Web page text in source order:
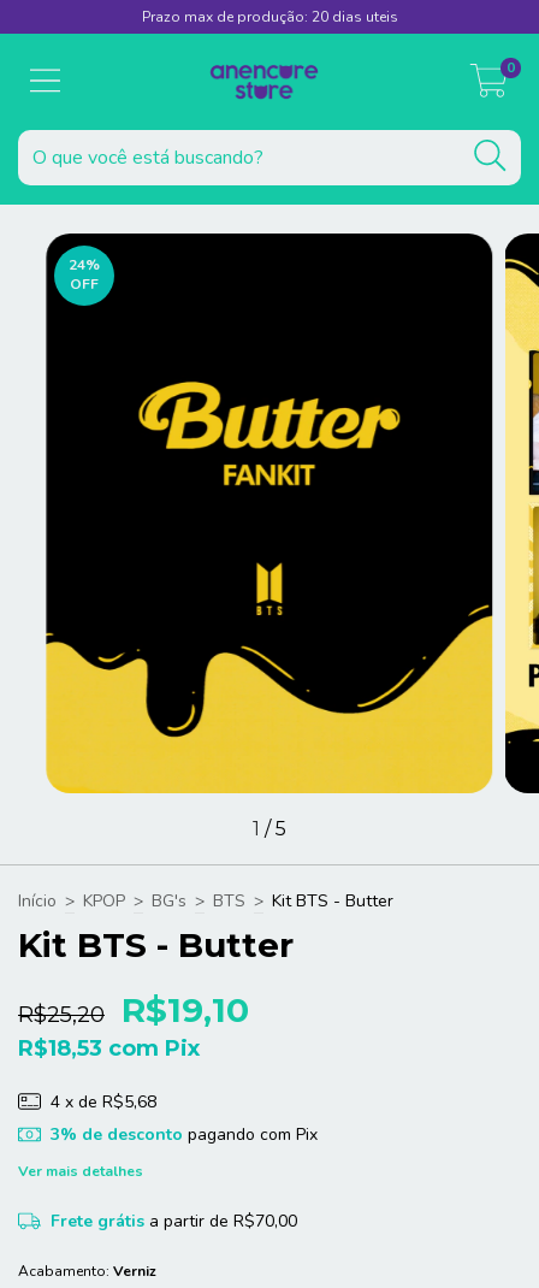
Prazo max de produção: 20 dias uteis
0
24%
OFF
1 /5
Início > KPOP > BG's > BTS > Kit BTS - Butter
Kit BTS - Butter
R$25,20 R$19,10
R$18,53 com Pix
4 x de R$5,68
3% de desconto pagando com Pix
Ver mais detalhes
Frete grátis a partir de R$70,00
Acabamento: Verniz